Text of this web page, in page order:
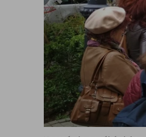
Köszönet a
az idegenvezetőknek,
szervezőknek (Medzay
(Budapesti Kereskedelmi